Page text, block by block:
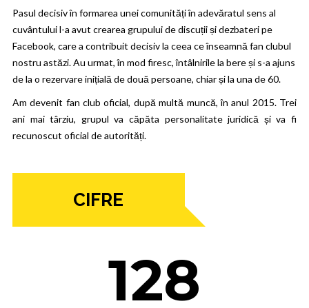
Pasul decisiv în formarea unei comunități în adevăratul sens al
cuvântului l-a avut crearea grupului de discuții și dezbateri pe
Facebook, care a contribuit decisiv la ceea ce înseamnă fan clubul
nostru astăzi. Au urmat, în mod firesc, întâlnirile la bere și s-a ajuns
de la o rezervare inițială de două persoane, chiar și la una de 60.
Am devenit fan club oficial, după multă muncă, în anul 2015. Trei
ani mai târziu, grupul va căpăta personalitate juridică și va fi
recunoscut oficial de autorități.
CIFRE
128